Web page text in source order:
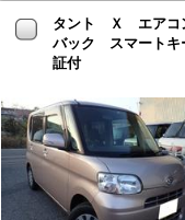
タント Ｘ エアコ
バック スマート
証付